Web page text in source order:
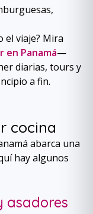
el viaje? Mira
en Panamá—
diarias, tours y
a fin.
cocina
abarca una
hay algunos
asadores